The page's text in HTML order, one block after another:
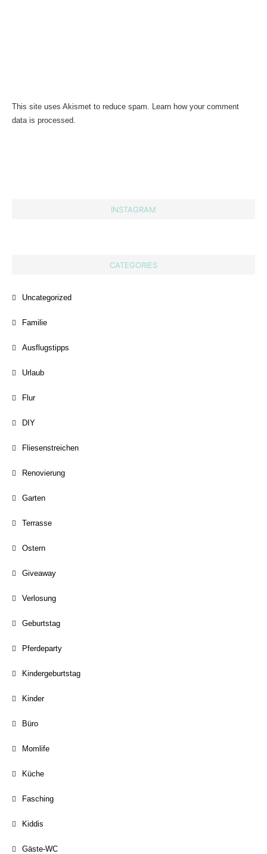
This site uses Akismet to reduce spam. Learn how your comment
data is processed.
INSTAGRAM
CATEGORIES
Uncategorized
Familie
Ausflugstipps
Urlaub
Flur
DIY
Fliesenstreichen
Renovierung
Garten
Terrasse
Ostern
Giveaway
Verlosung
Geburtstag
Pferdeparty
Kindergeburtstag
Kinder
Büro
Momlife
Küche
Fasching
Kiddis
Gäste-WC